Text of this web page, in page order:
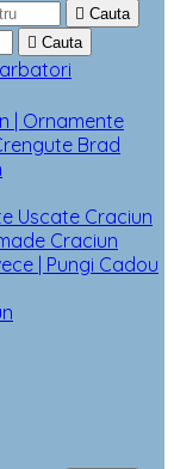
 Cauta
 Cauta
| Ornamente
Brad
Uscate Craciun
Craciun
| Pungi Cadou